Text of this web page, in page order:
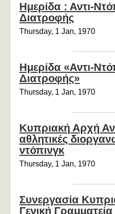
Ημερίδα : Αντι-
Διατροφής
Thursday, 1 Jan, 1970
Ημερίδα «Αντι-
Διατροφής»
Thursday, 1 Jan, 1970
Κυπριακή Αρχή
αθλητικές
ντόπινγκ
Thursday, 1 Jan, 1970
Συνεργασία
Γενική